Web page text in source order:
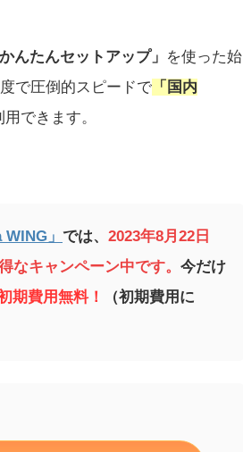
んたんセットアップ」 を使った始
で圧倒的スピードで 「国内
できます。
WING」 では、 2023年8月22 日
なキャンペーン中です。 今だけ
期費用無料！
（初期費用に